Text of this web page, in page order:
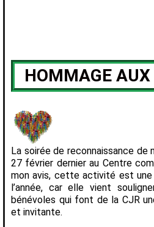
HOMMAGE AUX
La soirée de reconnaissance de
27 février dernier au Centre
mon avis, cette activité est
l’année, car elle vient
bénévoles qui font de la CJR
et invitante.